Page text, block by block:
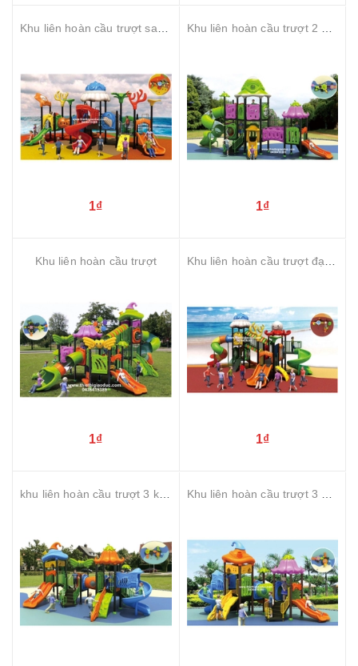
1₫ 1₫
Khu liên hoàn cầu trượt
1₫ 1₫
khu liên hoàn cầu trượt 3 khối